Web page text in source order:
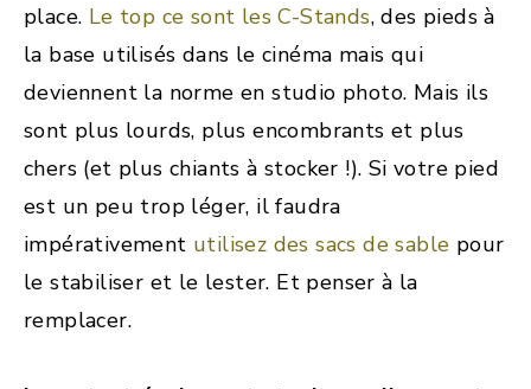
place. Le top ce sont les C-Stands, des pieds à
la base utilisés dans le cinéma mais qui
deviennent la norme en studio photo. Mais ils
sont plus lourds, plus encombrants et plus
chers (et plus chiants à stocker !). Si votre pied
est un peu trop léger, il faudra
impérativement utilisez des sacs de sable pour
le stabiliser et le lester. Et penser à la
remplacer.